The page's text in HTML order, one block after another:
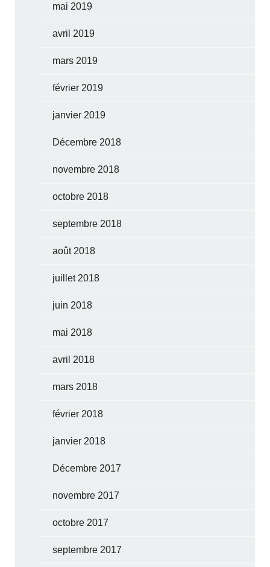
mai 2019
avril 2019
mars 2019
février 2019
janvier 2019
Décembre 2018
novembre 2018
octobre 2018
septembre 2018
août 2018
juillet 2018
juin 2018
mai 2018
avril 2018
mars 2018
février 2018
janvier 2018
Décembre 2017
novembre 2017
octobre 2017
septembre 2017